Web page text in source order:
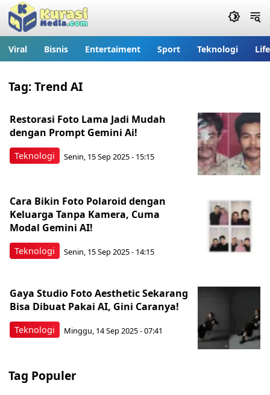
Viral Bisnis Entertaiment Sport Teknologi
Tag:Trend AI
Teknologi
Restorasi Foto Lama Jadi Mudah
dengan Prompt Gemini Ai!
Senin, 15 Sep 2025 - 15:15
Teknologi
Cara Bikin Foto Polaroid dengan
Keluarga Tanpa Kamera, Cuma
Modal Gemini AI!
Senin, 15 Sep 2025 - 14:15
Teknologi
Gaya Studio Foto Aesthetic Sekarang
Bisa Dibuat Pakai AI, Gini Caranya!
Minggu, 14 Sep 2025 - 07:41
Tag Populer